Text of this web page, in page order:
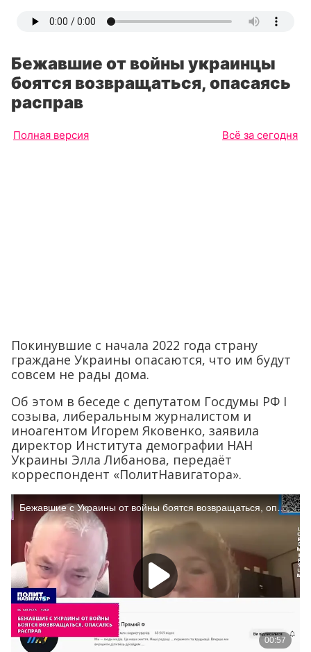
Бежавшие от войны украинцы
боятся возвращаться, опасаясь
расправ
Полная версия Всё за сегодня
Покинувшие с начала 2022 года страну
граждане Украины опасаются, что им будут
совсем не рады дома.
Об этом в беседе с депутатом Госдумы РФ I
созыва, либеральным журналистом и
иноагентом Игорем Яковенко, заявила
директор Института демографии НАН
Украины Элла Либанова, передаёт
корреспондент «ПолитНавигатора».